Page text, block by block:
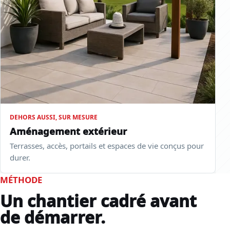
DEHORS AUSSI, SUR MESURE
Aménagement extérieur
Terrasses, accès, portails et espaces de vie conçus pour
durer.
MÉTHODE
Un chantier cadré avant
de démarrer.